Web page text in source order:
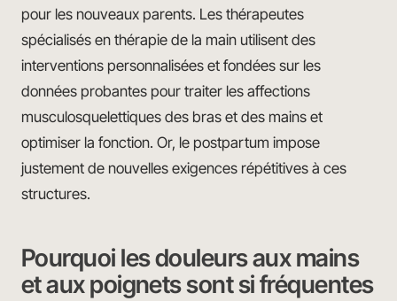
pour les nouveaux parents. Les thérapeutes
spécialisés en thérapie de la main utilisent des
interventions personnalisées et fondées sur les
données probantes pour traiter les affections
musculosquelettiques des bras et des mains et
optimiser la fonction. Or, le postpartum impose
justement de nouvelles exigences répétitives à ces
structures.
Pourquoi les douleurs aux mains
et aux poignets sont si fréquentes